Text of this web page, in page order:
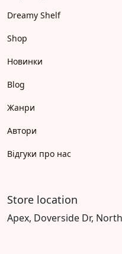
Dreamy Shelf
Shop
Новинки
Blog
Жанри
Автори
Відгуки про нас
Store location
Apex, Doverside Dr,